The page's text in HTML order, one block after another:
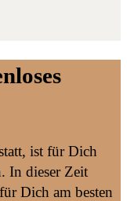
ist für Dich
In dieser Zeit
Dich am besten